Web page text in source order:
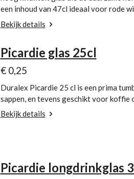
een inhoud van 47cl ideaal voor rode
Bekijk details
Picardie glas 25cl
€ 0,25
Duralex Picardie 25 cl is een prima
sappen, en tevens geschikt voor koffie
Bekijk details
Picardie longdrinkglas